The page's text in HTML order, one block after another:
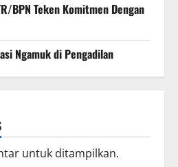
BPN Teken Komitmen Dengan
Ngamuk di Pengadilan
untuk ditampilkan.